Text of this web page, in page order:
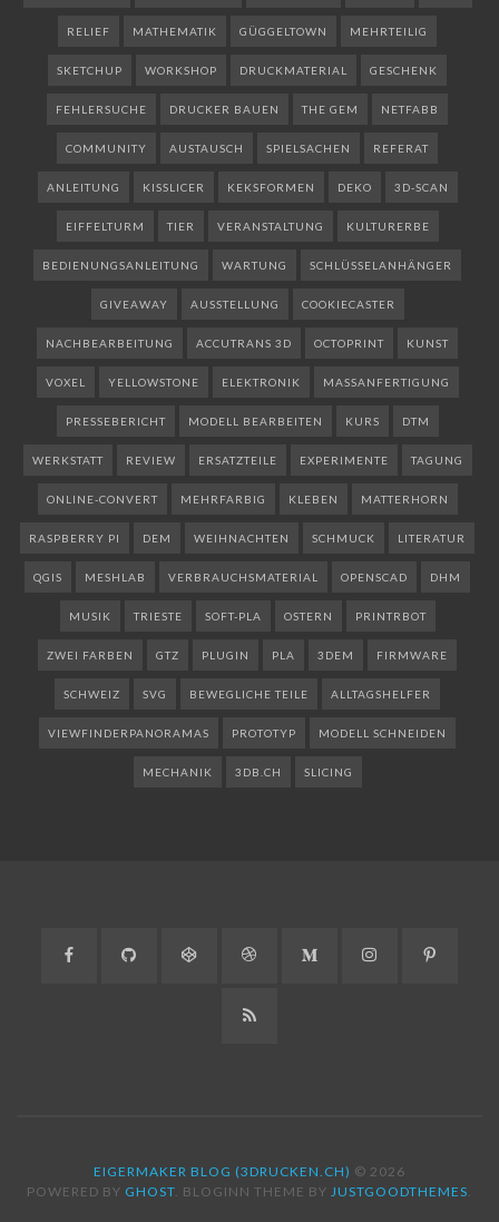
RELIEF MATHEMATIK GÜGGELTOWN MEHRTEILIG
SKETCHUP WORKSHOP DRUCKMATERIAL GESCHENK
FEHLERSUCHE DRUCKER BAUEN THE GEM NETFABB
COMMUNITY AUSTAUSCH SPIELSACHEN REFERAT
ANLEITUNG KISSLICER KEKSFORMEN DEKO 3D-SCAN
EIFFELTURM TIER VERANSTALTUNG KULTURERBE
BEDIENUNGSANLEITUNG WARTUNG SCHLÜSSELANHÄNGER
GIVEAWAY AUSSTELLUNG COOKIECASTER
NACHBEARBEITUNG ACCUTRANS 3D OCTOPRINT KUNST
VOXEL YELLOWSTONE ELEKTRONIK MASSANFERTIGUNG
PRESSEBERICHT MODELL BEARBEITEN KURS DTM
WERKSTATT REVIEW ERSATZTEILE EXPERIMENTE TAGUNG
ONLINE-CONVERT MEHRFARBIG KLEBEN MATTERHORN
RASPBERRY PI DEM WEIHNACHTEN SCHMUCK LITERATUR
QGIS MESHLAB VERBRAUCHSMATERIAL OPENSCAD DHM
MUSIK TRIESTE SOFT-PLA OSTERN PRINTRBOT
ZWEI FARBEN GTZ PLUGIN PLA 3DEM FIRMWARE
SCHWEIZ SVG BEWEGLICHE TEILE ALLTAGSHELFER
VIEWFINDERPANORAMAS PROTOTYP MODELL SCHNEIDEN
MECHANIK 3DB.CH SLICING
Facebook GitHub CodePen DribbbleMedium Instagram
RSS
EIGERMAKER BLOG (3DRUCKEN.CH) © 2026
POWERED BY GHOST . BLOGINN THEME BY JUSTGOODTHEMES